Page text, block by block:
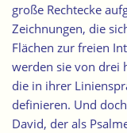
große Rechtecke
Zeichnungen, die
Flächen zur freien
werden sie von drei
die in ihrer
definieren. Und
David, der als